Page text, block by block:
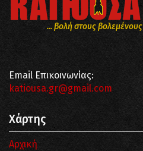
... βολή στους βολεμένους
Email Επικοινωνίας:
katiousa.gr@gmail.com
Χάρτης
Αρχική